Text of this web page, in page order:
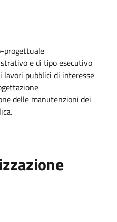
progettuale
e di tipo esecutivo
lavori pubblici di interesse
delle manutenzioni dei